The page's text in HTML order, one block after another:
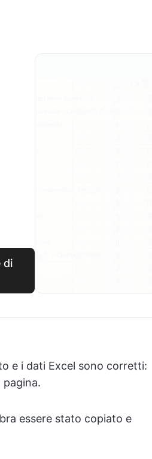
di
e i dati Excel sono corretti:
essere stato copiato e